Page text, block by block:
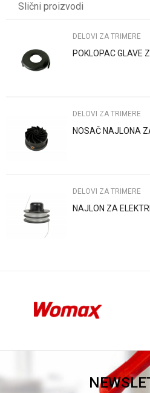
Slični proizvodi
DELOVI ZA TRIMERE
POKLOPAC GLAVE
DELOVI ZA TRIMERE
NOSAČ NAJLONA
DELOVI ZA TRIMERE
NAJLON ZA